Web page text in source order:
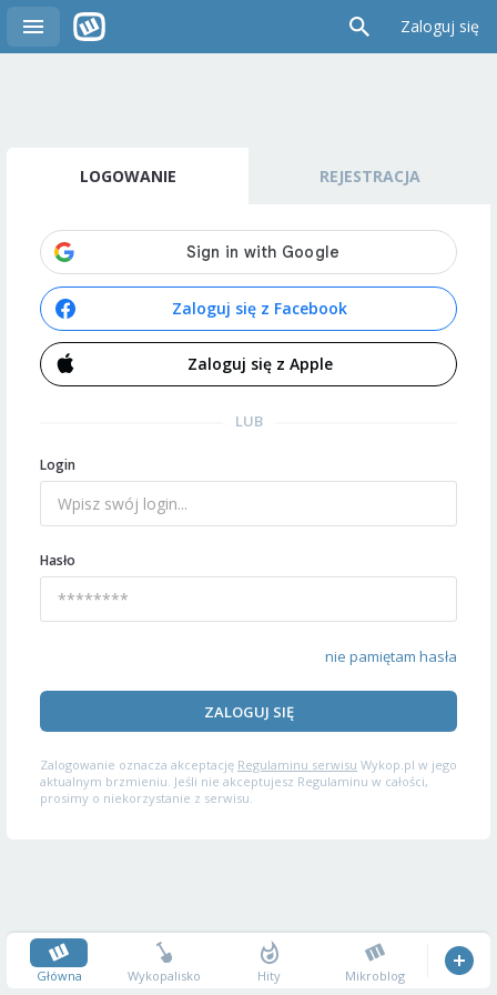
Zaloguj się
LOGOWANIE REJESTRACJA
Zaloguj się z Facebook
Zaloguj się z Apple
LUB
Login
Hasło
nie pamiętam hasła
ZALOGUJ SIĘ
Zalogowanie oznacza akceptację Regulaminu serwisu Wykop.pl w jego
aktualnym brzmieniu. Jeśli nie akceptujesz Regulaminu w całości,
prosimy o niekorzystanie z serwisu.
Główna Wykopalisko Hity Mikroblog